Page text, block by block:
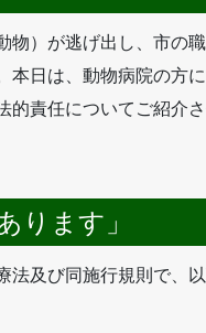
物）が逃げ出し、市の
本日は、動物病院の方
的責任についてご紹介
ります」
法及び同施行規則で、